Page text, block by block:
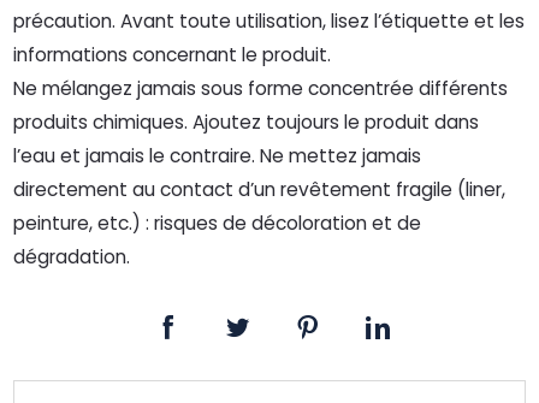
précaution. Avant toute utilisation, lisez l’étiquette et les
informations concernant le produit.
Ne mélangez jamais sous forme concentrée différents
produits chimiques. Ajoutez toujours le produit dans
l’eau et jamais le contraire. Ne mettez jamais
directement au contact d’un revêtement fragile (liner,
peinture, etc.) : risques de décoloration et de
dégradation.